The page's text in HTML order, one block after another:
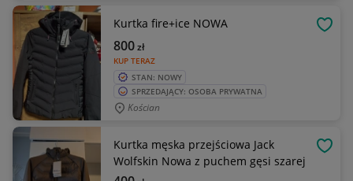
Kurtka fire+ice NOWA
KUP TERAZ
800zł
STAN: NOWY
SPRZEDAJĄCY: OSOBA PRYWATNA
Kościan
Kurtka męska przejściowa Jack
Wolfskin Nowa z puchem gęsi szarej